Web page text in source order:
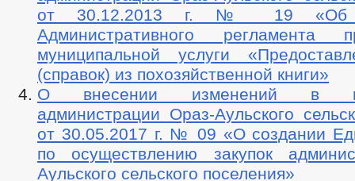
от 30.12.2013 г. № 19 «Об
Административного регламента
муниципальной услуги
(справок) из похозяйственной книги»
О внесении изменений в
администрации Ораз-Аульского
от 30.05.2017 г. № 09 «О создании
по осуществлению закупок
Аульского сельского поселения»